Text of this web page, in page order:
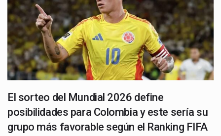
El sorteo del Mundial 2026 define
posibilidades para Colombia y este sería su
grupo más favorable según el Ranking FIFA